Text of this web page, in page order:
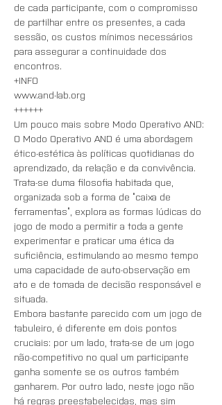
de cada participante, com o compromisso
de partilhar entre os presentes, a cada
sessão, os custos mínimos necessários
para assegurar a continuidade dos
encontros.
+INFO
www.and-lab.org
++++++
Um pouco mais sobre Modo Operativo AND:
O Modo Operativo AND é uma abordagem
ético-estética às políticas quotidianas do
aprendizado, da relação e da convivência.
Trata-se duma filosofia habitada que,
organizada sob a forma de “caixa de
ferramentas”, explora as formas lúdicas do
jogo de modo a permitir a toda a gente
experimentar e praticar uma ética da
suficiência, estimulando ao mesmo tempo
uma capacidade de auto-observação em
ato e de tomada de decisão responsável e
situada.
Embora bastante parecido com um jogo de
tabuleiro, é diferente em dois pontos
cruciais: por um lado, trata-se de um jogo
não-competitivo no qual um participante
ganha somente se os outros também
ganharem. Por outro lado, neste jogo não
há regras preestabelecidas, mas sim